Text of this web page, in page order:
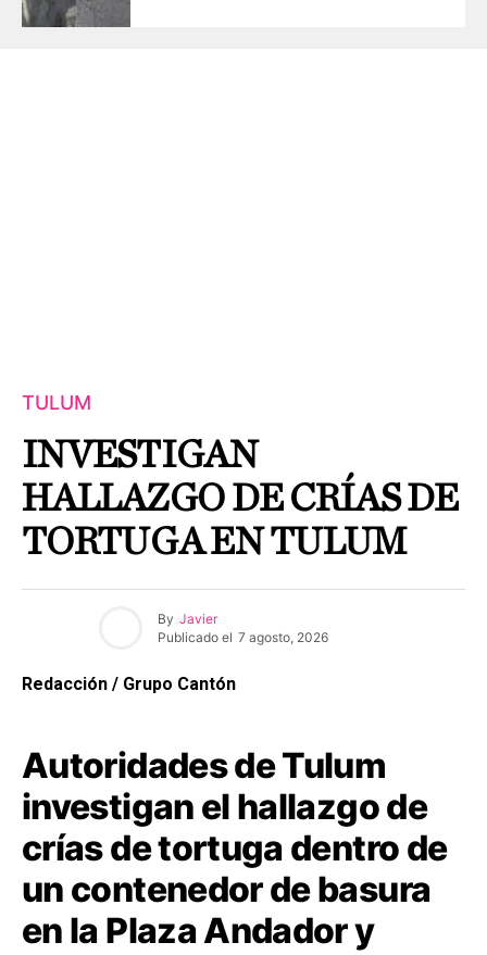
TULUM
INVESTIGAN
HALLAZGO DE CRÍAS DE
TORTUGA EN TULUM
By Javier
Publicado el 7 agosto, 2026
Redacción / Grupo Cantón
Autoridades de Tulum
investigan el hallazgo de
crías de tortuga dentro de
un contenedor de basura
en la Plaza Andador y